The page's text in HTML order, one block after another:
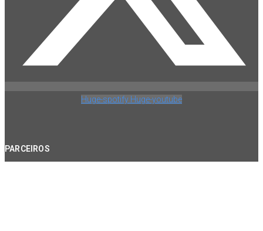
Huge-spotify Huge-youtube
PARCEIROS